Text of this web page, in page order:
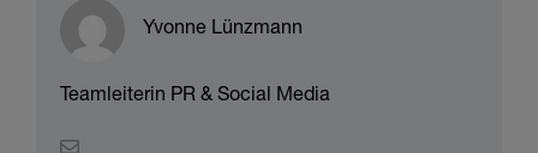
Yvonne Lünzmann
Teamleiterin PR & Social Media